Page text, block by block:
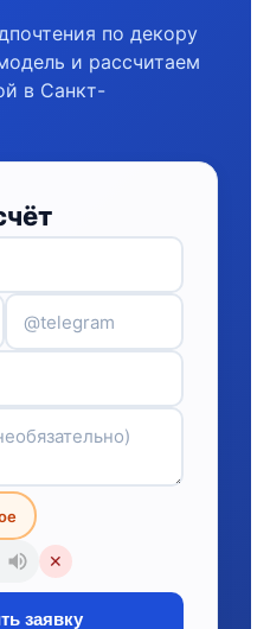
по декору
и рассчитаем
в Санкт-
✕
заявку